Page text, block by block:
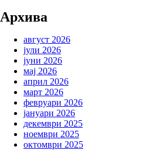
Архива
август 2026
јули 2026
јуни 2026
мај 2026
април 2026
март 2026
февруари 2026
јануари 2026
декември 2025
ноември 2025
октомври 2025